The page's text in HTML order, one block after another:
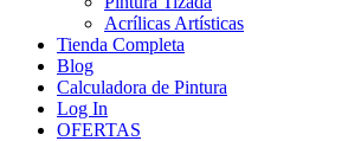
Acrílicas Artísticas
Tienda Completa
Blog
Calculadora de Pintura
Log In
OFERTAS